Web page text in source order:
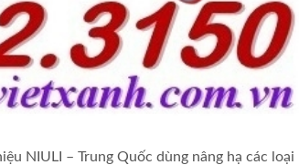
NIULI – Trung Quốc dùng nâng hạ các loại